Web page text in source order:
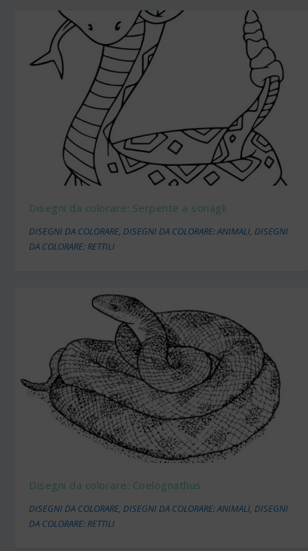
Disegni da colorare: Serpente a sonagli
DISEGNI DA COLORARE,DISEGNI DA COLORARE: ANIMALI,DISEGNI
DA COLORARE: RETTILI
Disegni da colorare: Coelognathus
DISEGNI DA COLORARE,DISEGNI DA COLORARE: ANIMALI,DISEGNI
DA COLORARE: RETTILI